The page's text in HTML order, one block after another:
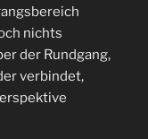
nichts
der Rundgang,
verbindet,